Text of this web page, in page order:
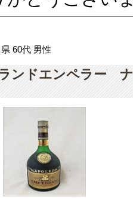
60代 男性
ランドエンペラー